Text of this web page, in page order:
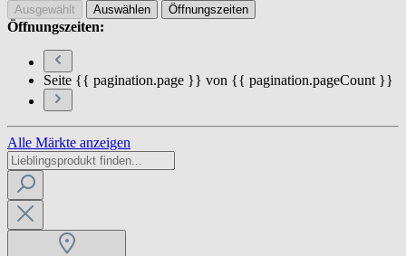
Ausgewählt Auswählen Öffnungszeiten
Öffnungszeiten:
Seite {{ pagination.page }} von {{ pagination.pageCount }}
Alle Märkte anzeigen